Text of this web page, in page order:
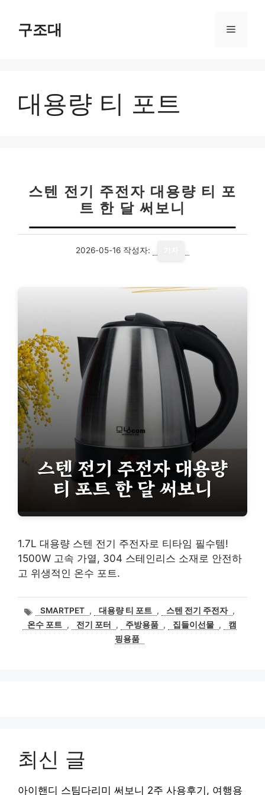
구조대 메
대용량 티 포트
스텐 전기 주전자 대용량 티 포
트 한 달 써보니
2026-05-16 작성자:
1.7L 대용량 스텐 전기 주전자로 티타임 필수템!
1500W 고속 가열, 304 스테인리스 소재로 안전하
고 위생적인 온수 포트.
태
그
SMARTPET , 대용량 티 포트 , 스텐 전기 주전자 ,
온수 포트 , 전기 포터 , 주방용품 , 집들이선물 ,
캠
핑용품
최신 글
아이핸디 스팀다리미 써보니 2주 사용후기, 여행용